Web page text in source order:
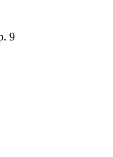
9